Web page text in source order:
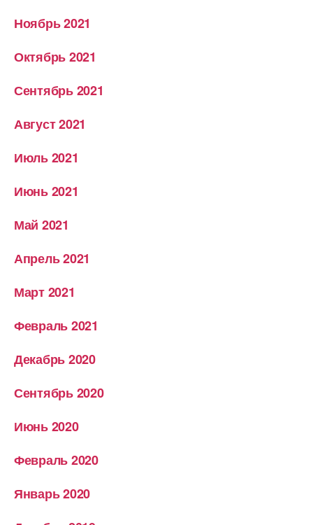
Ноябрь 2021
Октябрь 2021
Сентябрь 2021
Август 2021
Июль 2021
Июнь 2021
Май 2021
Апрель 2021
Март 2021
Февраль 2021
Декабрь 2020
Сентябрь 2020
Июнь 2020
Февраль 2020
Январь 2020